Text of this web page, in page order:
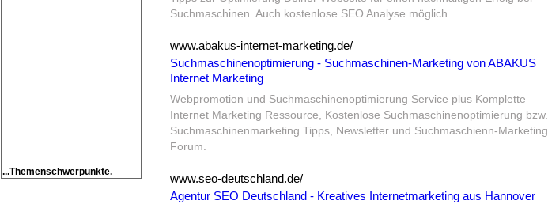
Suchmaschinen. Auch kostenlose SEO Analyse möglich.
www.abakus-internet-marketing.de/
Suchmaschinenoptimierung - Suchmaschinen-Marketing von ABAKUS
Internet Marketing
Webpromotion und Suchmaschinenoptimierung Service plus Komplette
Internet Marketing Ressource, Kostenlose Suchmaschinenoptimierung bzw.
Suchmaschinenmarketing Tipps, Newsletter und Suchmaschienn-Marketing
Forum.
www.seo-deutschland.de/
Agentur SEO Deutschland - Kreatives Internetmarketing aus Hannover
...Themenschwerpunkte.